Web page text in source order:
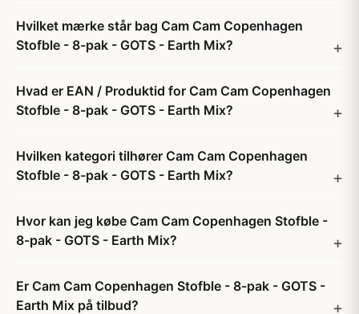
Hvilket mærke står bag Cam Cam Copenhagen
Stofble - 8-pak - GOTS - Earth Mix?
Hvad er EAN / Produktid for Cam Cam Copenhagen
Stofble - 8-pak - GOTS - Earth Mix?
Hvilken kategori tilhører Cam Cam Copenhagen
Stofble - 8-pak - GOTS - Earth Mix?
Hvor kan jeg købe Cam Cam Copenhagen Stofble -
8-pak - GOTS - Earth Mix?
Er Cam Cam Copenhagen Stofble - 8-pak - GOTS -
Earth Mix på tilbud?